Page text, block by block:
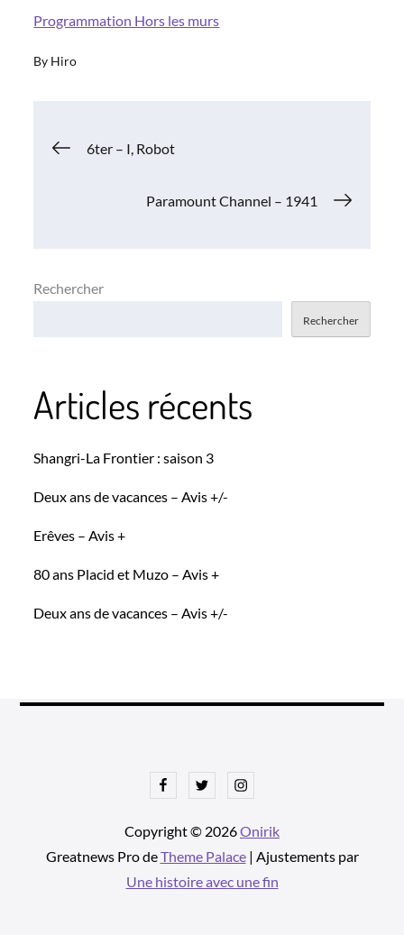
Programmation Hors les murs
By Hiro
Navigation
6ter – I, Robot
Paramount Channel – 1941
Rechercher
Rechercher
Articles récents
Shangri-La Frontier : saison 3
Deux ans de vacances – Avis +/-
Erêves – Avis +
80 ans Placid et Muzo – Avis +
Deux ans de vacances – Avis +/-
FacebookTwitterInstagram
Copyright © 2026Onirik
Greatnews Pro deTheme Palace| Ajustements par
Une histoire avec une fin